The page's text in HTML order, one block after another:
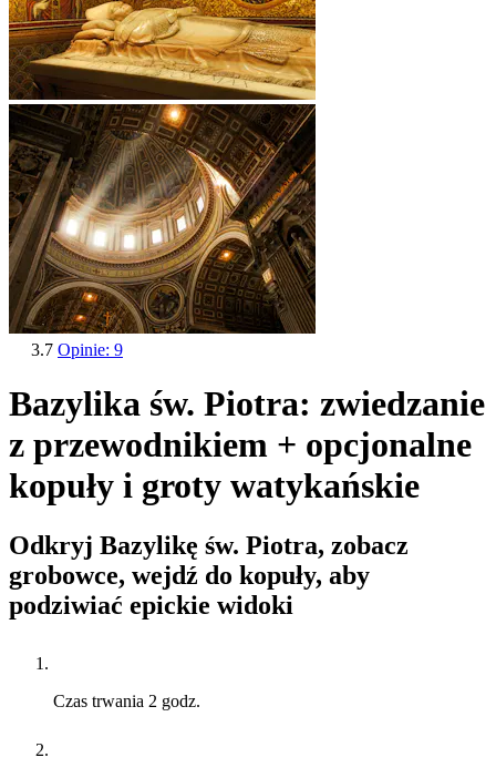
3.7 Opinie: 9
Bazylika św. Piotra: zwiedzanie
z przewodnikiem + opcjonalne
kopuły i groty watykańskie
Odkryj Bazylikę św. Piotra, zobacz
grobowce, wejdź do kopuły, aby
podziwiać epickie widoki
Czas trwania 2 godz.